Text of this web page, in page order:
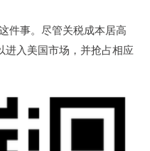
事。尽管关税成本居高
入美国市场，并抢占相应